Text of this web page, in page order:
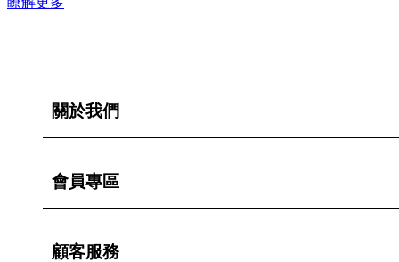
關於我們
會員專區
顧客服務